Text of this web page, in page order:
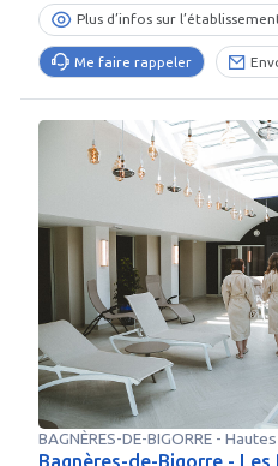
Plus d’infos sur
Me faire rappeler
BAGNÈRES-DE-BIGORRE-